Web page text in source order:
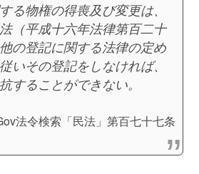
る物権の得喪及び変更は、
（平成十六年法律第百二十
の登記に関する法律の定め
いその登記をしなければ、
することができない。
法令検索「民法」第百七十七条